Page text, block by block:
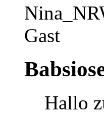
Gast
Hallo